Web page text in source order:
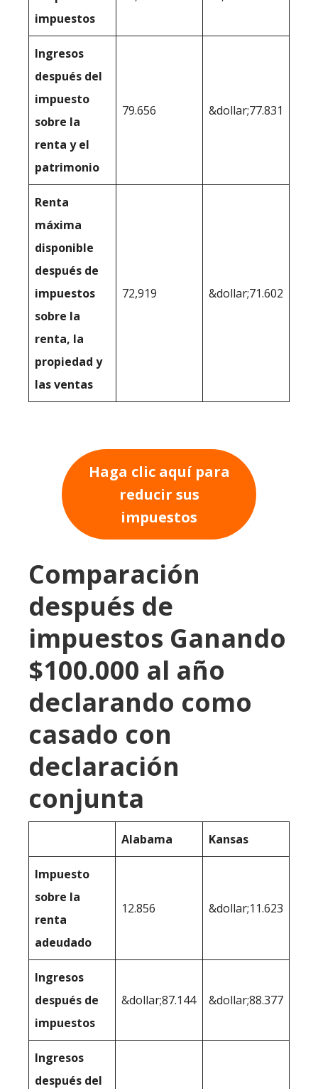
impuestos
Ingresos
después del
impuesto
sobre la
renta y el
patrimonio
79.656 &dollar;77.831
Renta
máxima
disponible
después de
impuestos
sobre la
renta, la
propiedad y
las ventas
72,919 &dollar;71.602
Haga clic aquí para
reducir sus
impuestos
Comparación
después de
impuestos Ganando
$100.000 al año
declarando como
casado con
declaración
conjunta
Alabama Kansas
Impuesto
sobre la
renta
adeudado
12.856 &dollar;11.623
Ingresos
después de
impuestos
&dollar;87.144 &dollar;88.377
Ingresos
después del